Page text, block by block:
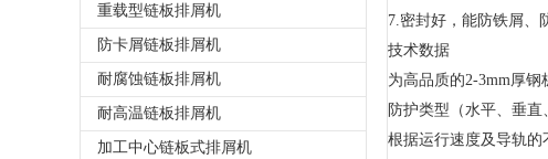
重载型链板排屑机
防卡屑链板排屑机
耐腐蚀链板排屑机
耐高温链板排屑机
加工中心链板式排屑机
7.密封好，能防铁屑、
技术数据
为高品质的2-3mm厚
防护类型（水平、垂直
根据运行速度及导轨的